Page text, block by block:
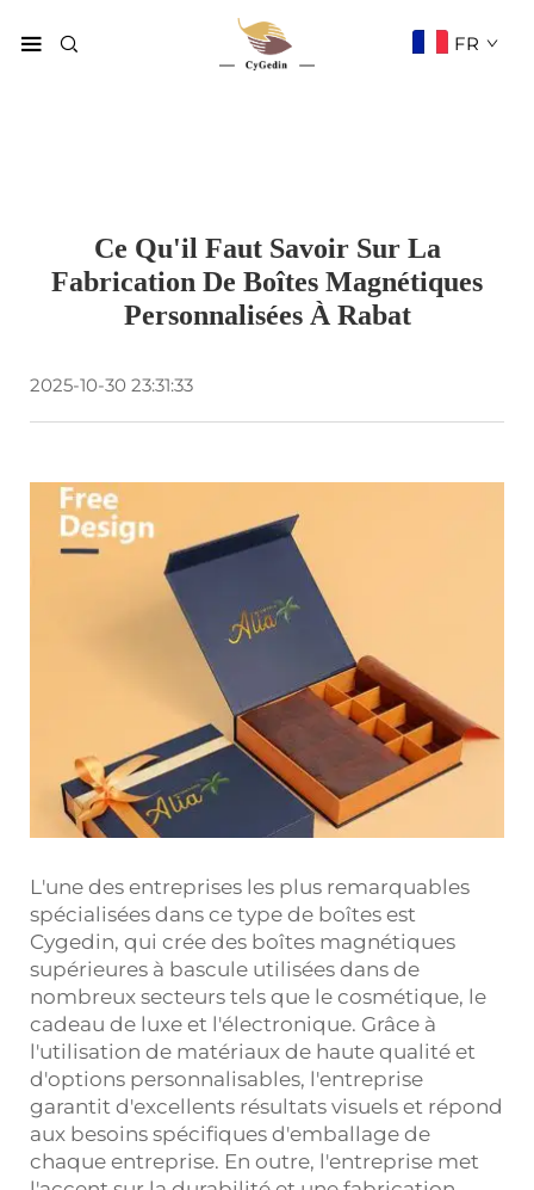
FR
Ce Qu'il Faut Savoir Sur La
Fabrication De Boîtes Magnétiques
Personnalisées À Rabat
2025-10-30 23:31:33
L'une des entreprises les plus remarquables
spécialisées dans ce type de boîtes est
Cygedin, qui crée des boîtes magnétiques
supérieures à bascule utilisées dans de
nombreux secteurs tels que le cosmétique, le
cadeau de luxe et l'électronique. Grâce à
l'utilisation de matériaux de haute qualité et
d'options personnalisables, l'entreprise
garantit d'excellents résultats visuels et répond
aux besoins spécifiques d'emballage de
chaque entreprise. En outre, l'entreprise met